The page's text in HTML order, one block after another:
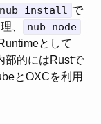
nub install で
、
nub node
として
部的にはRustで
とOXCを利用